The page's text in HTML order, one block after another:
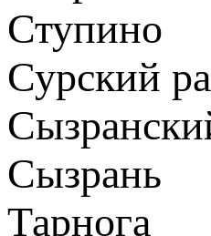
Ступино
Сурский
Сызрань
Тарнога